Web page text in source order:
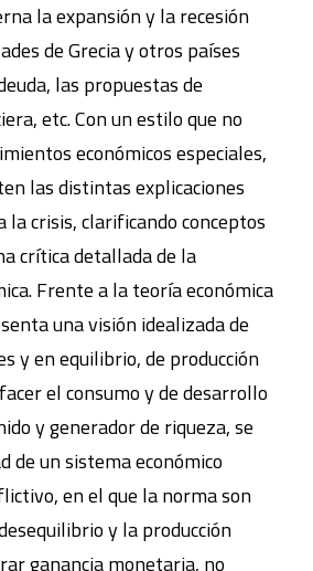
la expansión y la recesión
de Grecia y otros países
las propuestas de
etc. Con un estilo que no
económicos especiales,
las distintas explicaciones
la crisis, clarificando conceptos
crítica detallada de la
Frente a la teoría económica
una visión idealizada de
y en equilibrio, de producción
el consumo y de desarrollo
y generador de riqueza, se
de un sistema económico
en el que la norma son
y la producción
ganancia monetaria, no